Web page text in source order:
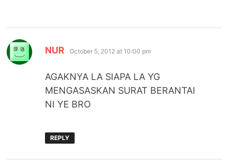
NUR says:
October 5, 2012 at 10:00 pm
AGAKNYA LA SIAPA LA YG
MENGASASKAN SURAT BERANTAI
NI YE BRO
REPLY